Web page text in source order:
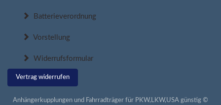
Batterieverordnung
Vorstellung
Widerrufsformular
Vertrag widerrufen
Anhängerkupplungen und Fahrradträger für PKW,LKW,USA günstig ©